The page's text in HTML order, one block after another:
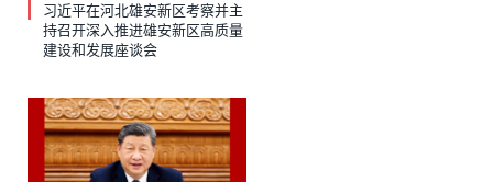
习近平在河北雄安新区考察并主
持召开深入推进雄安新区高质量
建设和发展座谈会